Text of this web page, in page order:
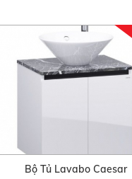
Bộ Tủ Lavabo Caesar